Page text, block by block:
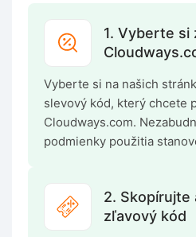
1. Vyberte si
Vyberte si na našich
slevový kód, který chcete
Cloudways.com.
podmienky použitia
2. Skopírujte
zľavový kód